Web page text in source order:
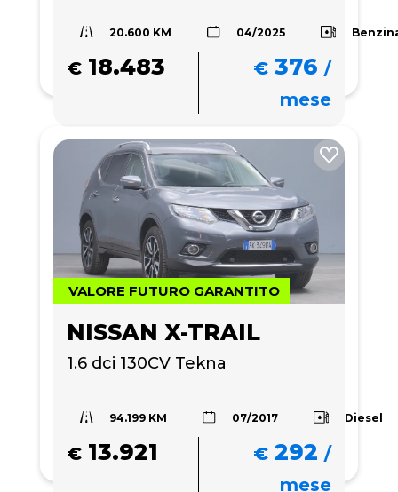
20.600 KM 04/2025
€ 18.483 € 376 /
mese
VALORE FUTURO GARANTITO
NISSAN X-TRAIL
1.6 dci 130CV Tekna
94.199 KM 07/2017 Diesel
€ 13.921 € 292 /
mese